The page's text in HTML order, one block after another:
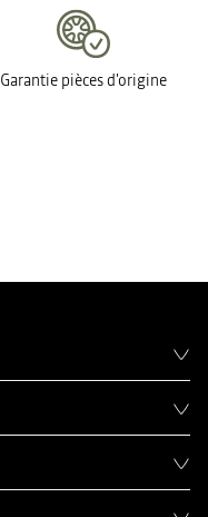
Garantie pièces d'origine